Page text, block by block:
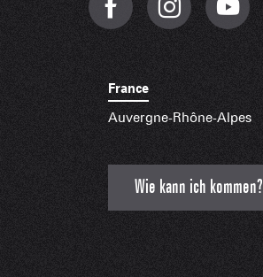
France
Auvergne-Rhône-Alpes
Wie kann ich kommen?